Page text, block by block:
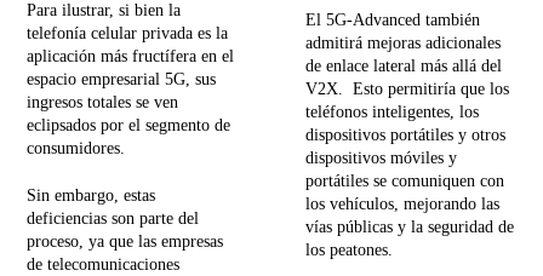
Para ilustrar, si bien la
telefonía celular privada es la
aplicación más fructífera en el
espacio empresarial 5G, sus
ingresos totales se ven
eclipsados por el segmento de
consumidores.
Sin embargo, estas
deficiencias son parte del
proceso, ya que las empresas
de telecomunicaciones
El 5G-Advanced también
admitirá mejoras adicionales
de enlace lateral más allá del
V2X. Esto permitiría que los
teléfonos inteligentes, los
dispositivos portátiles y otros
dispositivos móviles y
portátiles se comuniquen con
los vehículos, mejorando las
vías públicas y la seguridad de
los peatones.